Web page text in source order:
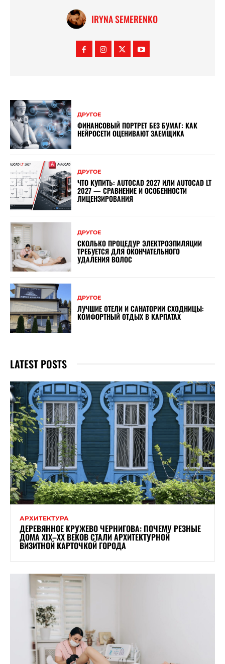
IRYNA SEMERENKO
ДРУГОЕ
ФИНАНСОВЫЙ ПОРТРЕТ БЕЗ БУМАГ: КАК
НЕЙРОСЕТИ ОЦЕНИВАЮТ ЗАЕМЩИКА
ДРУГОЕ
ЧТО КУПИТЬ: AUTOCAD 2027 ИЛИ AUTOCAD LT
2027 — СРАВНЕНИЕ И ОСОБЕННОСТИ
ЛИЦЕНЗИРОВАНИЯ
ДРУГОЕ
СКОЛЬКО ПРОЦЕДУР ЭЛЕКТРОЭПИЛЯЦИИ
ТРЕБУЕТСЯ ДЛЯ ОКОНЧАТЕЛЬНОГО
УДАЛЕНИЯ ВОЛОС
ДРУГОЕ
ЛУЧШИЕ ОТЕЛИ И САНАТОРИИ СХОДНИЦЫ:
КОМФОРТНЫЙ ОТДЫХ В КАРПАТАХ
LATEST POSTS
АРХИТЕКТУРА
ДЕРЕВЯННОЕ КРУЖЕВО ЧЕРНИГОВА: ПОЧЕМУ РЕЗНЫЕ
ДОМА XIX–XX ВЕКОВ СТАЛИ АРХИТЕКТУРНОЙ
ВИЗИТНОЙ КАРТОЧКОЙ ГОРОДА